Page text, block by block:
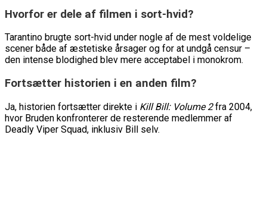
Hvorfor er dele af filmen i sort-hvid?
Tarantino brugte sort-hvid under nogle af de mest voldelige
scener både af æstetiske årsager og for at undgå censur –
den intense blodighed blev mere acceptabel i monokrom.
Fortsætter historien i en anden film?
Ja, historien fortsætter direkte i Kill Bill: Volume 2fra 2004,
hvor Bruden konfronterer de resterende medlemmer af
Deadly Viper Squad, inklusiv Bill selv.